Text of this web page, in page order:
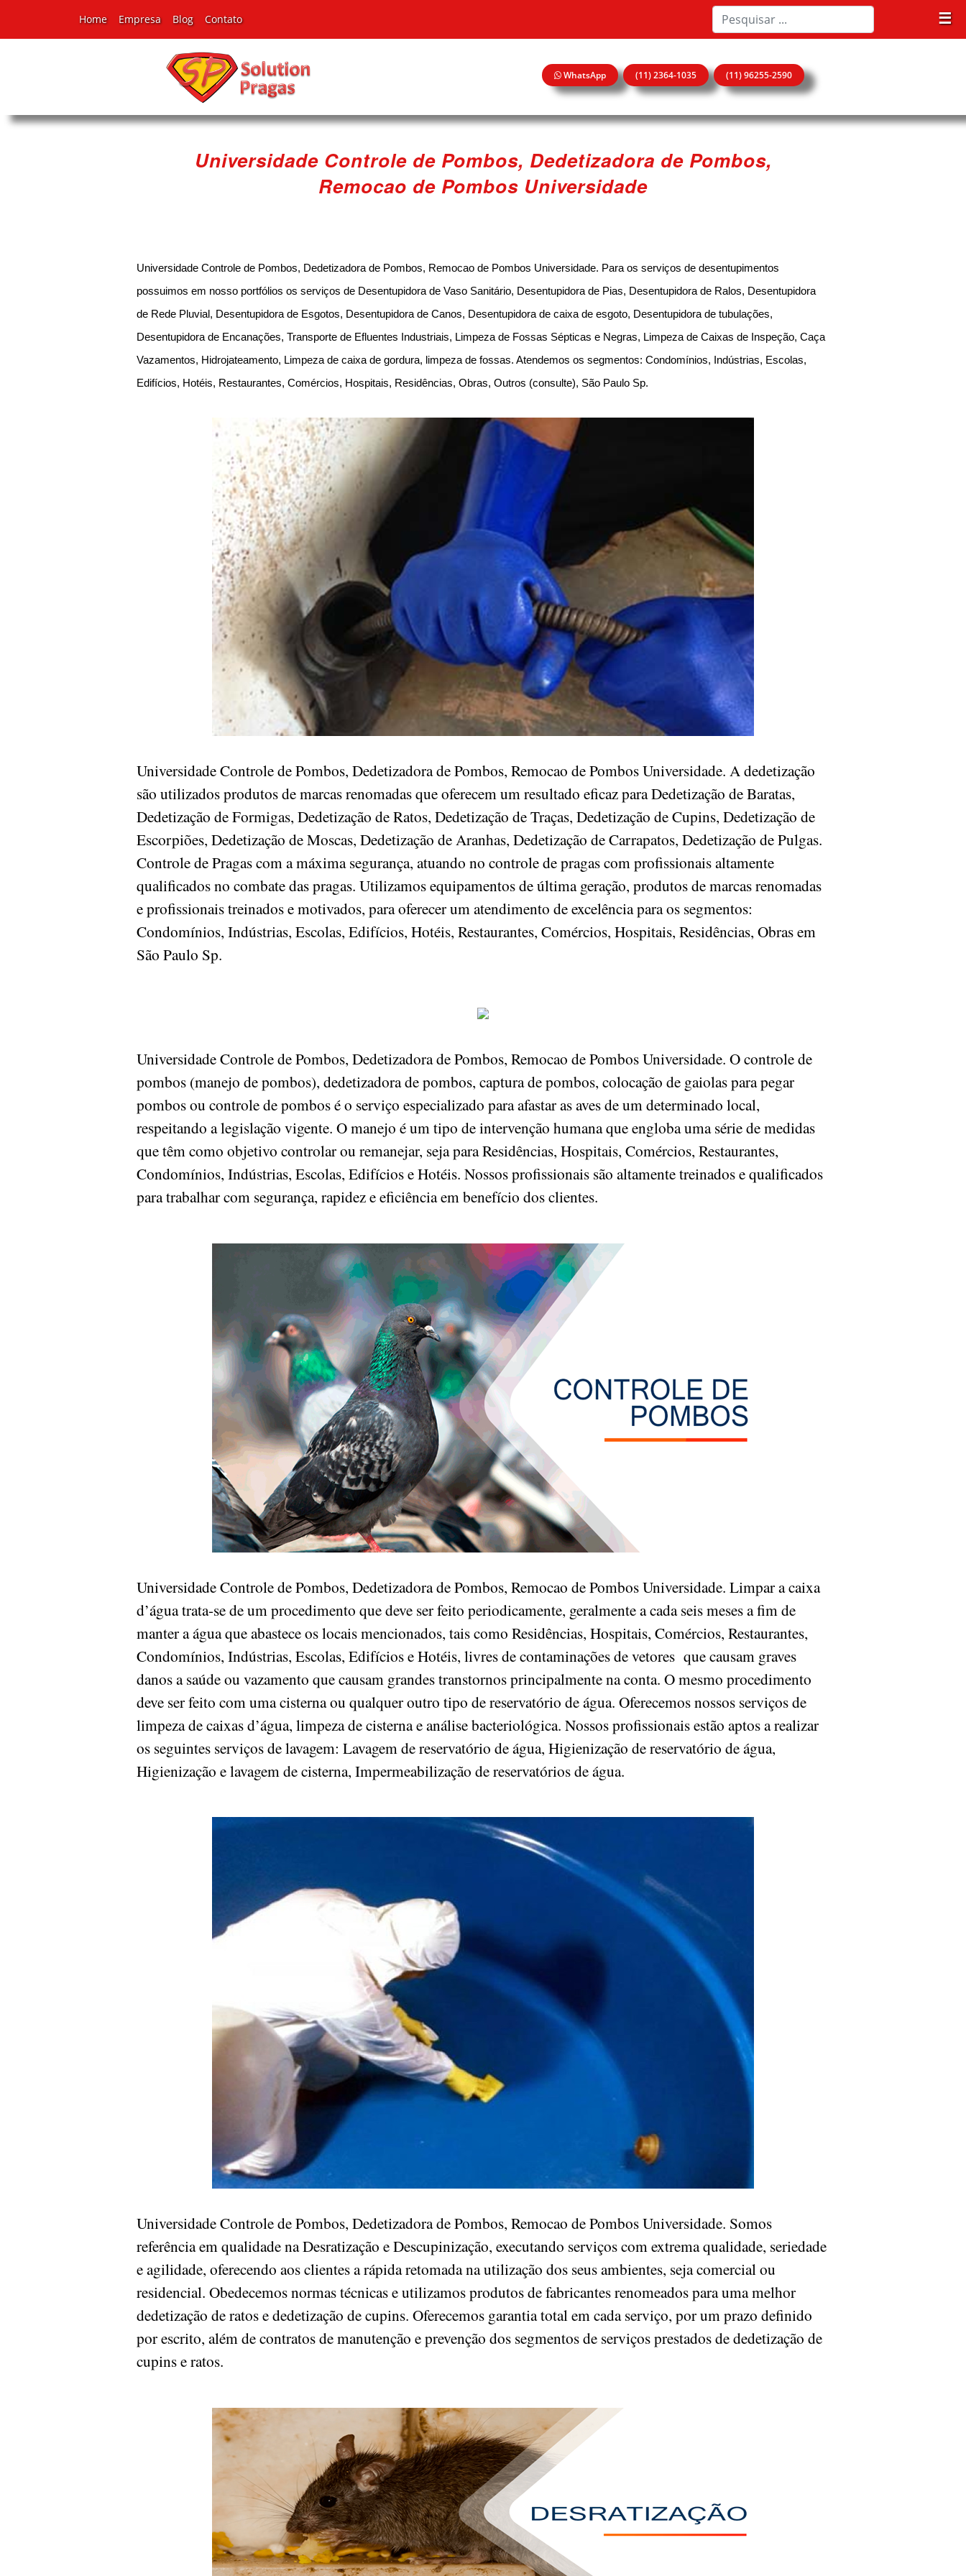
☰
Home Empresa Blog Contato
WhatsApp (11) 2364-1035 (11) 96255-2590
Universidade Controle de Pombos, Dedetizadora de Pombos,
Remocao de Pombos Universidade
Universidade Controle de Pombos, Dedetizadora de Pombos, Remocao de Pombos Universidade. Para os serviços de desentupimentos
possuimos em nosso portfólios os serviços de Desentupidora de Vaso Sanitário, Desentupidora de Pias, Desentupidora de Ralos, Desentupidora
de Rede Pluvial, Desentupidora de Esgotos, Desentupidora de Canos, Desentupidora de caixa de esgoto, Desentupidora de tubulações,
Desentupidora de Encanações, Transporte de Efluentes Industriais, Limpeza de Fossas Sépticas e Negras, Limpeza de Caixas de Inspeção, Caça
Vazamentos, Hidrojateamento, Limpeza de caixa de gordura, limpeza de fossas. Atendemos os segmentos: Condomínios, Indústrias, Escolas,
Edifícios, Hotéis, Restaurantes, Comércios, Hospitais, Residências, Obras, Outros (consulte), São Paulo Sp.
Universidade Controle de Pombos, Dedetizadora de Pombos, Remocao de Pombos Universidade. A dedetização
são utilizados produtos de marcas renomadas que oferecem um resultado eficaz para Dedetização de Baratas,
Dedetização de Formigas, Dedetização de Ratos, Dedetização de Traças, Dedetização de Cupins, Dedetização de
Escorpiões, Dedetização de Moscas, Dedetização de Aranhas, Dedetização de Carrapatos, Dedetização de Pulgas.
Controle de Pragas com a máxima segurança, atuando no controle de pragas com profissionais altamente
qualificados no combate das pragas. Utilizamos equipamentos de última geração, produtos de marcas renomadas
e profissionais treinados e motivados, para oferecer um atendimento de excelência para os segmentos:
Condomínios, Indústrias, Escolas, Edifícios, Hotéis, Restaurantes, Comércios, Hospitais, Residências, Obras em
São Paulo Sp.
Universidade Controle de Pombos, Dedetizadora de Pombos, Remocao de Pombos Universidade. O controle de
pombos (manejo de pombos), dedetizadora de pombos, captura de pombos, colocação de gaiolas para pegar
pombos ou controle de pombos é o serviço especializado para afastar as aves de um determinado local,
respeitando a legislação vigente. O manejo é um tipo de intervenção humana que engloba uma série de medidas
que têm como objetivo controlar ou remanejar, seja para Residências, Hospitais, Comércios, Restaurantes,
Condomínios, Indústrias, Escolas, Edifícios e Hotéis. Nossos profissionais são altamente treinados e qualificados
para trabalhar com segurança, rapidez e eficiência em benefício dos clientes.
Universidade Controle de Pombos, Dedetizadora de Pombos, Remocao de Pombos Universidade. Limpar a caixa
d’água trata-se de um procedimento que deve ser feito periodicamente, geralmente a cada seis meses a fim de
manter a água que abastece os locais mencionados, tais como Residências, Hospitais, Comércios, Restaurantes,
Condomínios, Indústrias, Escolas, Edifícios e Hotéis, livres de contaminações de vetores que causam graves
danos a saúde ou vazamento que causam grandes transtornos principalmente na conta. O mesmo procedimento
deve ser feito com uma cisterna ou qualquer outro tipo de reservatório de água. Oferecemos nossos serviços de
limpeza de caixas d’água, limpeza de cisterna e análise bacteriológica. Nossos profissionais estão aptos a realizar
os seguintes serviços de lavagem: Lavagem de reservatório de água, Higienização de reservatório de água,
Higienização e lavagem de cisterna, Impermeabilização de reservatórios de água.
Universidade Controle de Pombos, Dedetizadora de Pombos, Remocao de Pombos Universidade. Somos
referência em qualidade na Desratização e Descupinização, executando serviços com extrema qualidade, seriedade
e agilidade, oferecendo aos clientes a rápida retomada na utilização dos seus ambientes, seja comercial ou
residencial. Obedecemos normas técnicas e utilizamos produtos de fabricantes renomeados para uma melhor
dedetização de ratos e dedetização de cupins. Oferecemos garantia total em cada serviço, por um prazo definido
por escrito, além de contratos de manutenção e prevenção dos segmentos de serviços prestados de dedetização de
cupins e ratos.